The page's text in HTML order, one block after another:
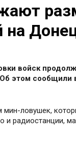
войск
этом сообщили
ловушек,
радиостанции,